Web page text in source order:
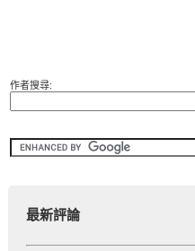
作者搜尋:
最新評論